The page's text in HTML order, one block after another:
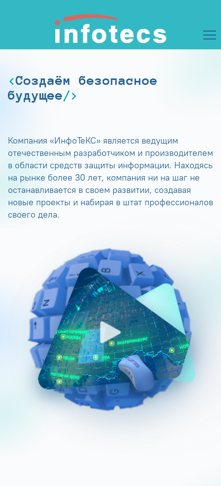
Создаём безопасное
будущее
Компания «ИнфоТеКС» является ведущим
отечественным разработчиком и производителем
в области средств защиты информации. Находясь
на рынке более 30 лет, компания ни на шаг не
останавливается в своем развитии, создавая
новые проекты и набирая в штат профессионалов
своего дела.